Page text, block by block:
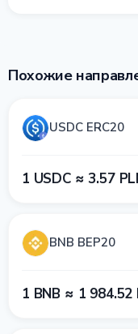
Похожие
USDC ERC20
1 USDC ≈ 3.57
BNB BEP20
1 BNB ≈ 1 984.52